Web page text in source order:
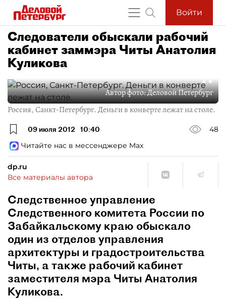
Войти
Следователи обыскали рабочий
кабинет заммэра Читы Анатолия
Куликова
Автор фото:Деловой Петербург
Россия, Санкт-Петербург. Деньги в конверте лежат на столе.
09 июля 2012 10:40
48
Читайте нас в мессенджере Max
dp.ru
Все материалы автора
Следственное управление
Следственного комитета России по
Забайкальскому краю обыскало
один из отделов управления
архитектуры и градостроительства
Читы, а также рабочий кабинет
заместителя мэра Читы Анатолия
Куликова.